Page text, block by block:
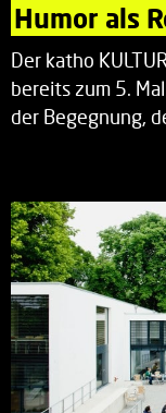
Humor als
Der katho
bereits zum 5.
der Begegnung,